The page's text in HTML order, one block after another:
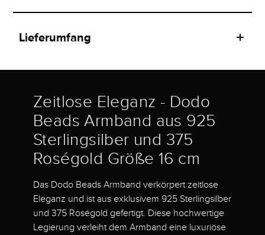
Lieferumfang
Zeitlose Eleganz - Dodo
Beads Armband aus 925
Sterlingsilber und 375
Roségold Größe 16 cm
Das Dodo Beads Armband verkörpert zeitlose
Eleganz und ist aus exklusivem 925 Sterlingsilber
und 375 Roségold gefertigt. Diese hochwertige
Legierung verleiht dem Armband eine luxuriöse